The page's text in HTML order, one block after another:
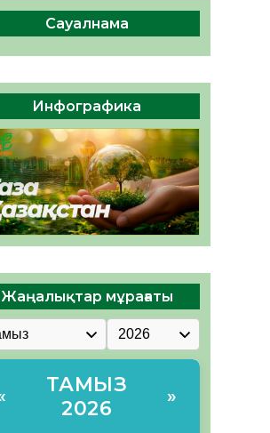
ТАҢДАУ
ауруларға
иммундау
тиімділігі
66 0
Сауалнама
Инфографика
Жаңалықтар мұрағаты
ТАМЫЗ
2026
»